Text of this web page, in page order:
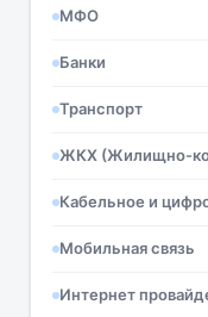
МФО
Банки
Транспорт
ЖКХ (Жилищно-
Кабельное и
Мобильная связь
Интернет